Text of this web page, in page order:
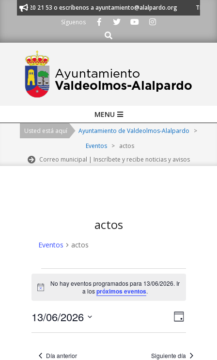
al 91 620 21 53 o escríbenos a ayuntamiento@alalpardo.org
TE
Síguenos
Buscar
Navigation
MENU
Usted está aquí Ayuntamiento de Valdeolmos-Alalpardo
>
Eventos > actos
Correo municipal | Inscríbete y recibe noticias y avisos
actos
Eventos actos
en
13/06/2026
Aviso
No hay eventos programados para 13/06/2026. Ir
a lospróximos eventos.
N
a
v
N
e
Día
13/06/2026
Día anterior Siguiente día